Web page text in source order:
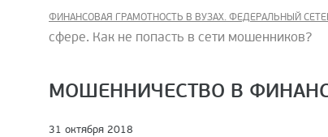
ФИНАНСОВАЯ ГРАМОТНОСТЬ В ВУЗАХ. ФЕДЕРАЛЬНЫЙ
сфере. Как не попасть в сети мошенников?
МОШЕННИЧЕСТВО В
31 октября 2018